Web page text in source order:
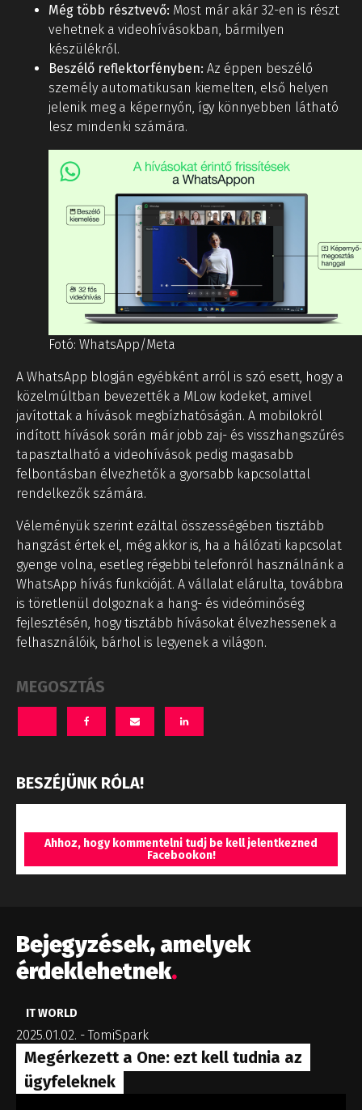
Még több résztvevő: Most már akár 32-en is részt
vehetnek a videohívásokban, bármilyen
készülékről.
Beszélő reflektorfényben: Az éppen beszélő
személy automatikusan kiemelten, első helyen
jelenik meg a képernyőn, így könnyebben látható
lesz mindenki számára.
Fotó: WhatsApp/Meta
A WhatsApp blogján egyébként arról is szó esett, hogy a
közelmúltban bevezették a MLow kodeket, amivel
javítottak a hívások megbízhatóságán. A mobilokról
indított hívások során már jobb zaj- és visszhangszűrés
tapasztalható a videohívások pedig magasabb
felbontásban élvezhetők a gyorsabb kapcsolattal
rendelkezők számára.
Véleményük szerint ezáltal összességében tisztább
hangzást értek el, még akkor is, ha a hálózati kapcsolat
gyenge volna, esetleg régebbi telefonról használnánk a
WhatsApp hívás funkcióját. A vállalat elárulta, továbbra
is töretlenül dolgoznak a hang- és videóminőség
fejlesztésén, hogy tisztább hívásokat élvezhessenek a
felhasználóik, bárhol is legyenek a világon.
MEGOSZTÁS
BESZÉJÜNK RÓLA!
Ahhoz, hogy kommentelni tudj be kell jelentkezned
Facebookon!
Bejegyzések, amelyek
érdeklehetnek.
IT WORLD
2025.01.02. -TomiSpark
Megérkezett a One: ezt kell tudnia az
ügyfeleknek